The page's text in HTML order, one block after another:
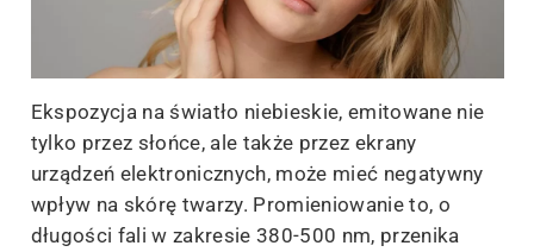
Ekspozycja na światło niebieskie, emitowane nie
tylko przez słońce, ale także przez ekrany
urządzeń elektronicznych, może mieć negatywny
wpływ na skórę twarzy. Promieniowanie to, o
długości fali w zakresie 380-500 nm, przenika